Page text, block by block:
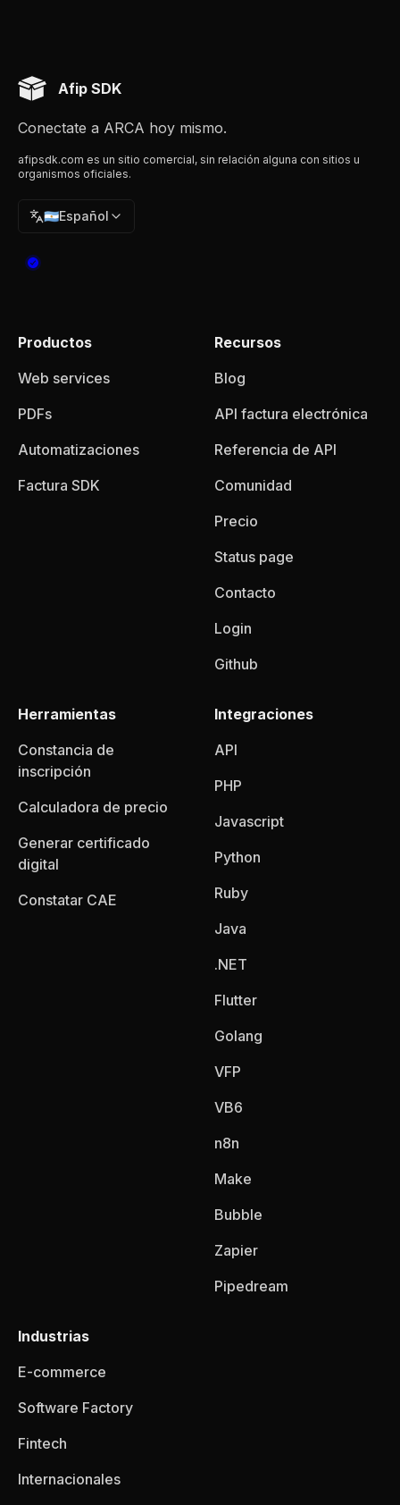
Afip SDK
Conectate a ARCA hoy mismo.
afipsdk.com es un sitio comercial, sin relación alguna con sitios u
organismos oficiales.
🇦🇷Español
Productos
Web services
PDFs
Automatizaciones
Factura SDK
Recursos
Blog
API factura electrónica
Referencia de API
Comunidad
Precio
Status page
Contacto
Login
Github
Herramientas
Constancia de
inscripción
Calculadora de precio
Generar certificado
digital
Constatar CAE
Integraciones
API
PHP
Javascript
Python
Ruby
Java
.NET
Flutter
Golang
VFP
VB6
n8n
Make
Bubble
Zapier
Pipedream
Industrias
E-commerce
Software Factory
Fintech
Internacionales